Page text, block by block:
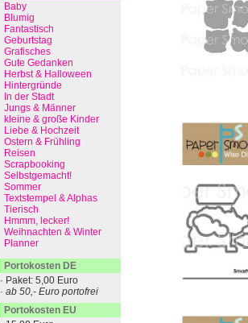
Baby
Blumig
Fantastisch
Geburtstag
Grafisches
Gute Gedanken
Herbst & Halloween
Hintergründe
In der Stadt
Jungs & Männer
kleine & große Kinder
Liebe & Hochzeit
Ostern & Frühling
Reisen
Scrapbooking
Selbstgemacht!
Sommer
Textstempel & Alphas
Tierisch
Hmmm, lecker!
Weihnachten & Winter
Planner
Portokosten DE
· Paket: 5,00 Euro
· ab 50,- Euro portofrei
Portokosten EU